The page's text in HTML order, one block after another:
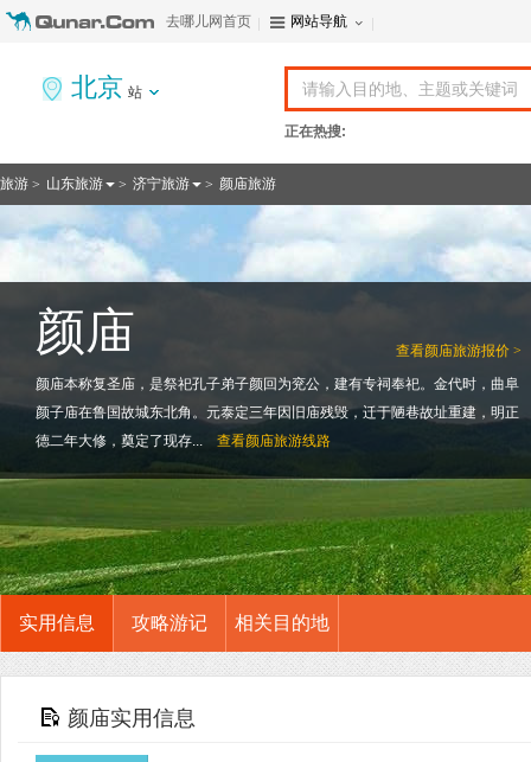
去哪儿网首页 网站导航
北京 站
正在热搜:
旅游 > 山东旅游 > 济宁旅游 > 颜庙旅游
查看颜庙旅游报价 >
颜庙
颜庙本称复圣庙，是祭祀孔子弟子颜回为兖公，建有专祠奉祀。金代时，曲阜
颜子庙在鲁国故城东北角。元泰定三年因旧庙残毁，迁于陋巷故址重建，明正
德二年大修，奠定了现存...
查看颜庙旅游线路
实用信息 攻略游记 相关目的地
颜庙实用信息